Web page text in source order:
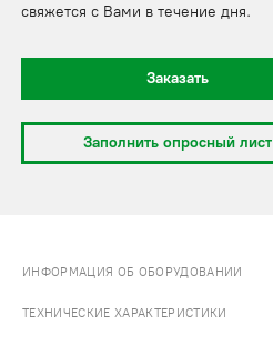
свяжется с Вами в течение дня.
Заказать
Заполнить опросный лист
ИНФОРМАЦИЯ ОБ ОБОРУДОВАНИИ
ТЕХНИЧЕСКИЕ ХАРАКТЕРИСТИКИ